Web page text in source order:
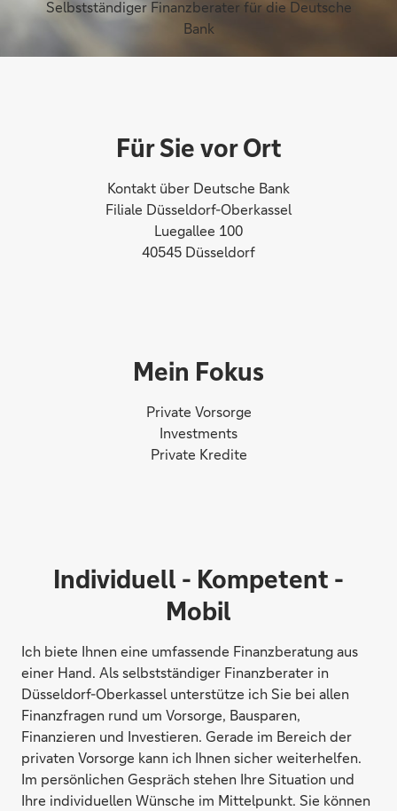
Selbstständiger Finanzberater für die Deutsche
Bank
Für Sie vor Ort
Kontakt über Deutsche Bank
Filiale Düsseldorf-Oberkassel
Luegallee 100
40545 Düsseldorf
Mein Fokus
Private Vorsorge
Investments
Private Kredite
Individuell - Kompetent -
Mobil
Ich biete Ihnen eine umfassende Finanzberatung aus
einer Hand. Als selbstständiger Finanzberater in
Düsseldorf-Oberkassel unterstütze ich Sie bei allen
Finanzfragen rund um Vorsorge, Bausparen,
Finanzieren und Investieren. Gerade im Bereich der
privaten Vorsorge kann ich Ihnen sicher weiterhelfen.
Im persönlichen Gespräch stehen Ihre Situation und
Ihre individuellen Wünsche im Mittelpunkt. Sie können